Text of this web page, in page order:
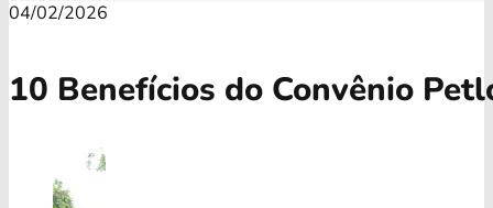
04/02/2026
10 Benefícios do Convênio